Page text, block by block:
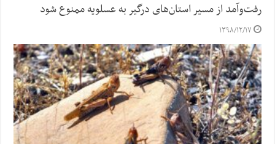
رفت‌وآمد از مسیر استان‌های درگیر به عسلویه ممنوع شود
۱۳۹۸/۱۲/۱۷